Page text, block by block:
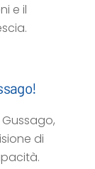
e il
di